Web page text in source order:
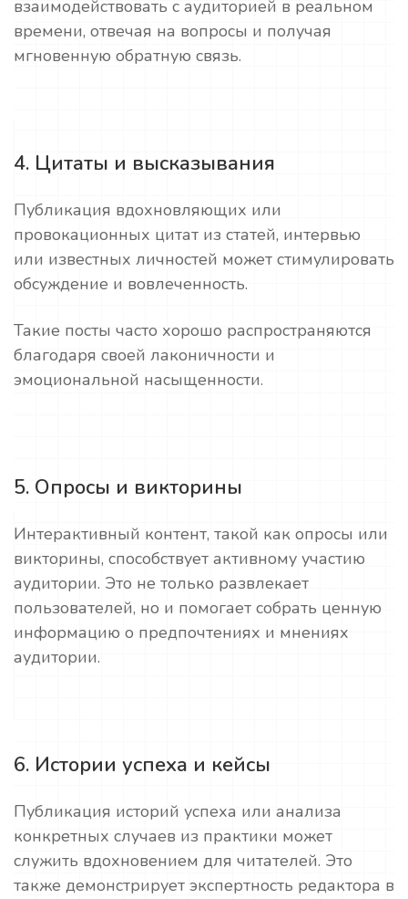
взаимодействовать с аудиторией в реальном
времени, отвечая на вопросы и получая
мгновенную обратную связь.
4. Цитаты и высказывания
Публикация вдохновляющих или
провокационных цитат из статей, интервью
или известных личностей может стимулировать
обсуждение и вовлеченность.
Такие посты часто хорошо распространяются
благодаря своей лаконичности и
эмоциональной насыщенности.
5. Опросы и викторины
Интерактивный контент, такой как опросы или
викторины, способствует активному участию
аудитории. Это не только развлекает
пользователей, но и помогает собрать ценную
информацию о предпочтениях и мнениях
аудитории.
6. Истории успеха и кейсы
Публикация историй успеха или анализа
конкретных случаев из практики может
служить вдохновением для читателей. Это
также демонстрирует экспертность редактора в